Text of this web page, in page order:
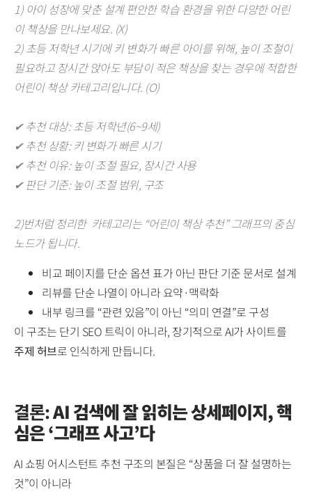
1) 아이 성장에 맞춘 설계 편안한 학습 환경을 위한 다양한 어린
이 책상을 만나보세요. (X)
2) 초등 저학년 시기에 키 변화가 빠른 아이를 위해, 높이 조절이
필요하고 장시간 앉아도 부담이 적은 책상을 찾는 경우에 적합한
어린이 책상 카테고리입니다. (O)
✔ 추천 대상: 초등 저학년(6~9세)
✔ 추천 상황: 키 변화가 빠른 시기
✔ 추천 이유: 높이 조절 필요, 장시간 사용
✔ 판단 기준: 높이 조절 범위, 구조
2)번처럼 정리한 카테고리는 “어린이 책상 추천” 그래프의 중심
노드가 됩니다.
비교 페이지를 단순 옵션 표가 아닌 판단 기준 문서로 설계
리뷰를 단순 나열이 아니라 요약·맥락화
내부 링크를 “관련 있음”이 아닌 “의미 연결”로 구성
이 구조는 단기 SEO 트릭이 아니라, 장기적으로 AI가 사이트를
주제 허브로 인식하게 만듭니다.
결론:AI 검색에 잘 읽히는 상세페이지, 핵
심은 ‘그래프 사고’다
AI 쇼핑 어시스턴트 추천 구조의 본질은 “상품을 더 잘 설명하는
것”이 아니라